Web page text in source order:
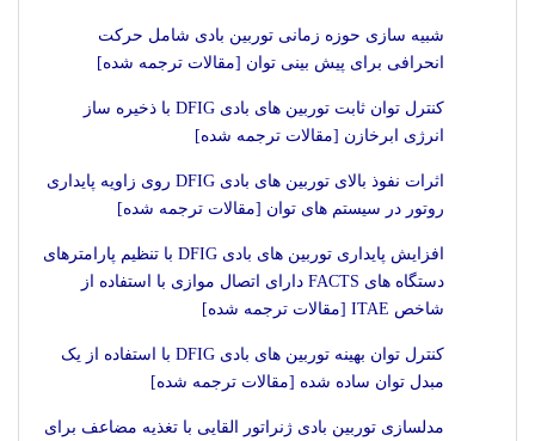
شبیه سازی حوزه زمانی توربین بادی شامل حرکت
انحرافی برای پیش بینی توان [مقالات ترجمه شده]
کنترل توان ثابت توربین های بادی DFIG با ذخیره ساز
انرژی ابرخازن [مقالات ترجمه شده]
اثرات نفوذ بالای توربین های بادی DFIG روی زاویه پایداری
روتور در سیستم های توان [مقالات ترجمه شده]
افزایش پایداری توربین های بادی DFIG با تنظیم پارامترهای
دستگاه های FACTS دارای اتصال موازی با استفاده از
شاخص ITAE [مقالات ترجمه شده]
کنترل توان بهینه توربین های بادی DFIG با استفاده از یک
مبدل توان ساده شده [مقالات ترجمه شده]
مدلسازی توربین بادی ژنراتور القایی با تغذیه مضاعف برای